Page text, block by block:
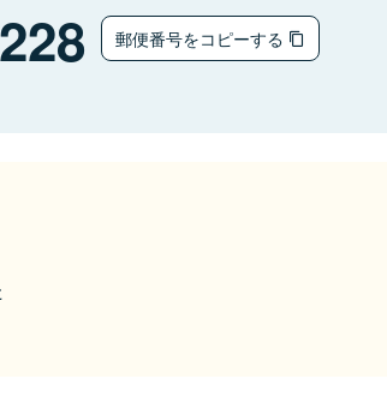
郵便番号をコピーする